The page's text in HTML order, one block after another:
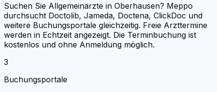
Suchen Sie Allgemeinärzte in Oberhausen? Meppo
durchsucht Doctolib, Jameda, Doctena, ClickDoc und
weitere Buchungsportale gleichzeitig. Freie Arzttermine
werden in Echtzeit angezeigt. Die Terminbuchung ist
kostenlos und ohne Anmeldung möglich.
3
Buchungsportale